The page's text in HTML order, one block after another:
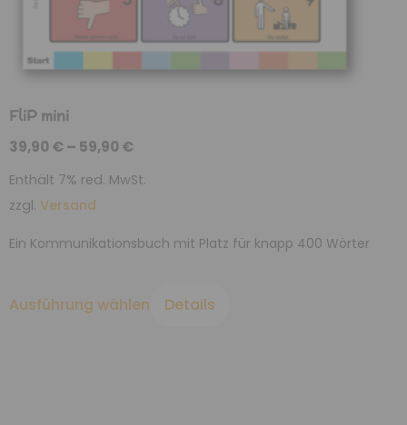
FliP mini
39,90€ – 59,90€
Enthält 7% red. MwSt.
zzgl. Versand
Ein Kommunikationsbuch mit Platz für knapp 400 Wörter
Ausführung wählen Details